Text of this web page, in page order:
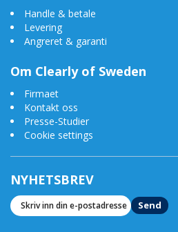
Handle & betale
Levering
Angreret & garanti
Om Clearly of Sweden
Firmaet
Kontakt oss
Presse-Studier
Cookie settings
NYHETSBREV
Send